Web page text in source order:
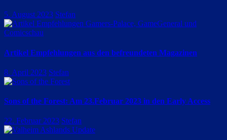
5. August 2023 Stefan
Artikel Empfehlungen aus den befreundeten Magazinen
8. April 2023 Stefan
Sons of the Forest: Am 23.Februar 2023 in den Early Access
22. Februar 2023 Stefan